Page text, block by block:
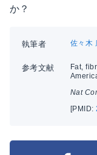
か？
執筆者 佐々木
参考文献
Fat,
Nat
[PMID: